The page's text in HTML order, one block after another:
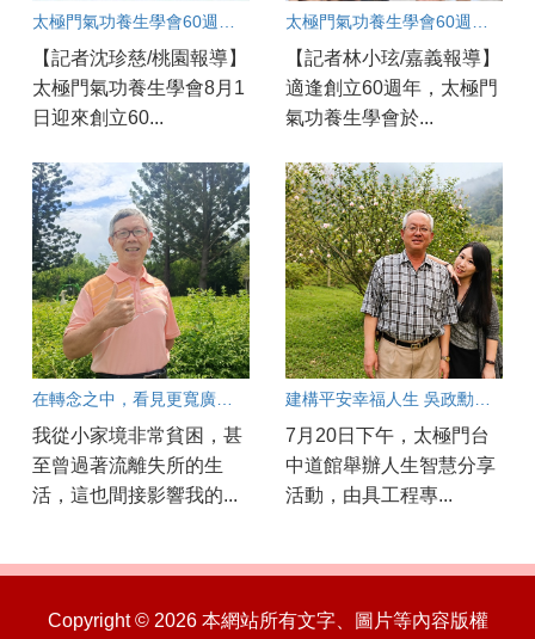
【記者沈珍慈/桃園報導】
太極門氣功養生學會8月1
日迎來創立60...
【記者林小玹/嘉義報導】
適逢創立60週年，太極門
氣功養生學會於...
在轉念之中，看見更寬廣的人生
我從小家境非常貧困，甚
至曾過著流離失所的生
活，這也間接影響我的...
建構平安幸福人生 吳政勳分享以良心與正能量守護工安
7月20日下午，太極門台
中道館舉辦人生智慧分享
活動，由具工程專...
Copyright © 2026 本網站所有文字、圖片等內容版權